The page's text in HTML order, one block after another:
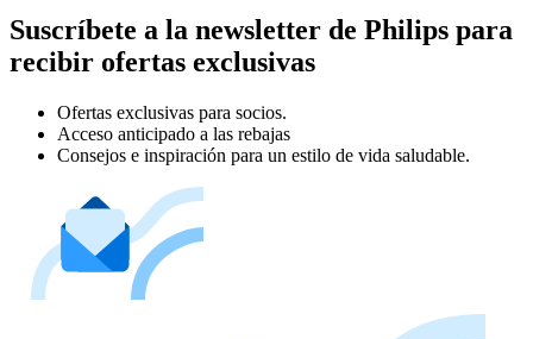
Suscríbete a la newsletter de Philips para
recibir ofertas exclusivas
Ofertas exclusivas para socios.
Acceso anticipado a las rebajas
Consejos e inspiración para un estilo de vida saludable.